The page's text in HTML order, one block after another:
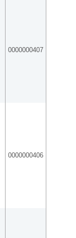
0000000407
0000000406